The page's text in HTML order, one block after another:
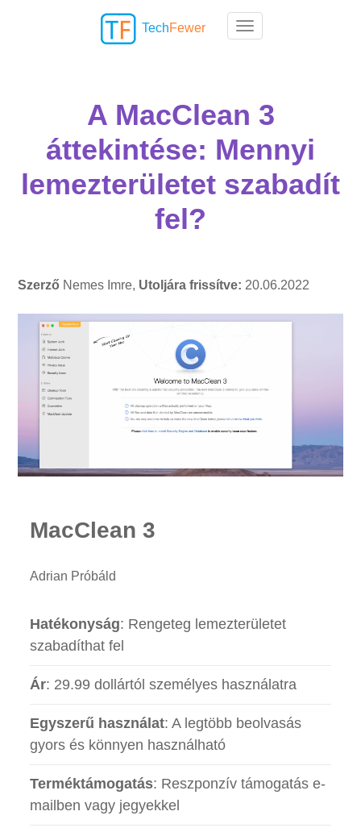
Toggle navigation
TechFewer
A MacClean 3
áttekintése: Mennyi
lemezterületet szabadít
fel?
Szerző Nemes Imre, Utoljára frissítve: 20.06.2022
MacClean 3
Adrian Próbáld
Hatékonyság: Rengeteg lemezterületet
szabadíthat fel
Ár: 29.99 dollártól személyes használatra
Egyszerű használat: A legtöbb beolvasás
gyors és könnyen használható
Terméktámogatás: Reszponzív támogatás e-
mailben vagy jegyekkel